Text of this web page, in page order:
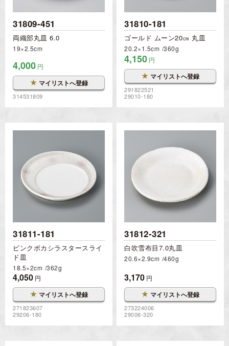
31809-451
両織部丸皿 6.0
19×2.5cm
4,000 円
★ マイリストへ登録
314531809
31810-181
ゴールド ムーン20㎝ 丸皿
20.2×1.5cm 360g
4,150 円
★ マイリストへ登録
291822521
29010-180
31811-181
ピンクボカシラスタースライ
ド皿
18.5×2cm 362g
4,050 円
★ マイリストへ登録
271823607
29206-180
31812-321
白吹雪布目7.0丸皿
20.6×2.9cm 460g
3,170 円
★ マイリストへ登録
273224006
29006-320